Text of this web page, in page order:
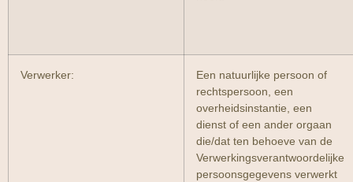
Verwerker:
Een natuurlijke persoon of
rechtspersoon, een
overheidsinstantie, een
dienst of een ander orgaan
die/dat ten behoeve van de
Verwerkingsverantwoordelijke
persoonsgegevens verwerkt